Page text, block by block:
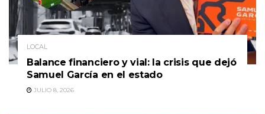
LOCAL
Balance financiero y vial: la crisis que dejó
Samuel García en el estado
JULIO 8, 2026